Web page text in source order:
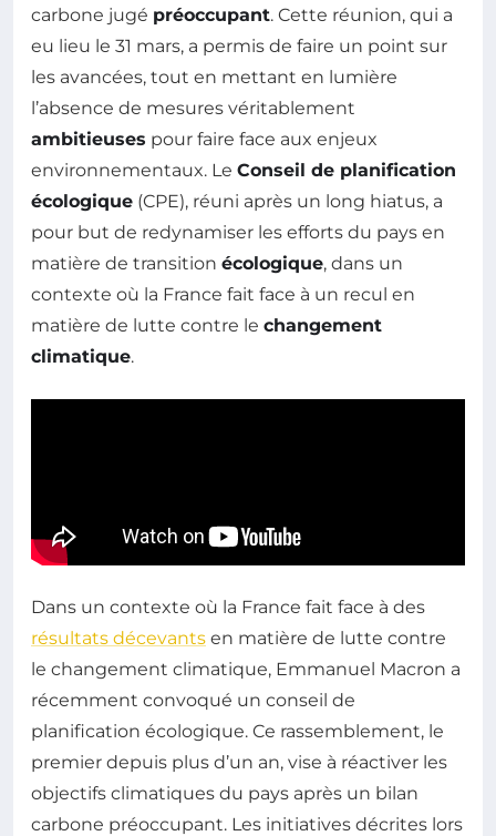
carbone jugé préoccupant. Cette réunion, qui a
eu lieu le 31 mars, a permis de faire un point sur
les avancées, tout en mettant en lumière
l’absence de mesures véritablement
ambitieuses pour faire face aux enjeux
environnementaux. Le Conseil de planification
écologique (CPE), réuni après un long hiatus, a
pour but de redynamiser les efforts du pays en
matière de transition écologique, dans un
contexte où la France fait face à un recul en
matière de lutte contre le changement
climatique.
Dans un contexte où la France fait face à des
résultats décevants en matière de lutte contre
le changement climatique, Emmanuel Macron a
récemment convoqué un conseil de
planification écologique. Ce rassemblement, le
premier depuis plus d’un an, vise à réactiver les
objectifs climatiques du pays après un bilan
carbone préoccupant. Les initiatives décrites lors